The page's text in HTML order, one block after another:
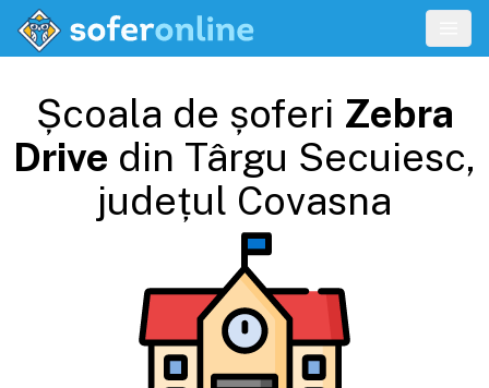
Școala de șoferi Zebra
Drive din Târgu Secuiesc,
județul Covasna